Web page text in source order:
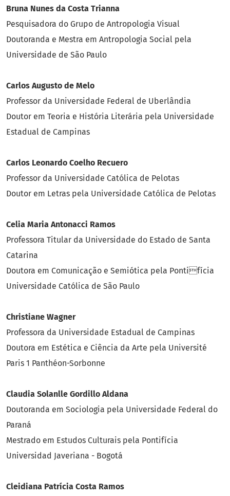
Bruna Nunes da Costa Trianna
Pesquisadora do Grupo de Antropologia Visual
Doutoranda e Mestra em Antropologia Social pela
Universidade de São Paulo
Carlos Augusto de Melo
Professor da Universidade Federal de Uberlândia
Doutor em Teoria e História Literária pela Universidade
Estadual de Campinas
Carlos Leonardo Coelho Recuero
Professor da Universidade Católica de Pelotas
Doutor em Letras pela Universidade Católica de Pelotas
Celia Maria Antonacci Ramos
Professora Titular da Universidade do Estado de Santa
Catarina
Doutora em Comunicação e Semiótica pela Pontifícia
Universidade Católica de São Paulo
Christiane Wagner
Professora da Universidade Estadual de Campinas
Doutora em Estética e Ciência da Arte pela Université
Paris 1 Panthéon-Sorbonne
Claudia Solanlle Gordillo Aldana
Doutoranda em Sociologia pela Universidade Federal do
Paraná
Mestrado em Estudos Culturais pela Pontifícia
Universidad Javeriana - Bogotá
Cleidiana Patrícia Costa Ramos